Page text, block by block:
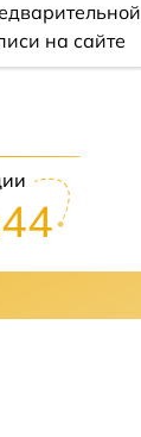
на сайте